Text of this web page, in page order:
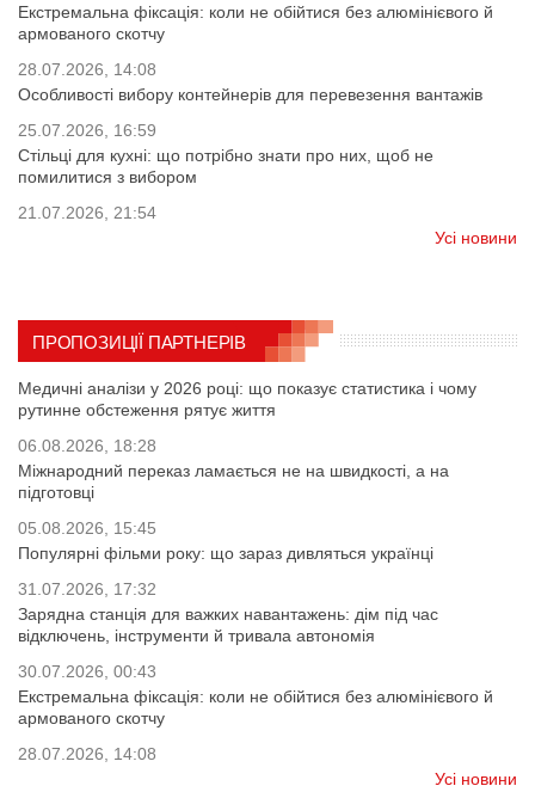
Екстремальна фіксація: коли не обійтися без алюмінієвого й
армованого скотчу
28.07.2026, 14:08
Особливості вибору контейнерів для перевезення вантажів
25.07.2026, 16:59
Стільці для кухні: що потрібно знати про них, щоб не
помилитися з вибором
21.07.2026, 21:54
Усі новини
ПРОПОЗИЦІЇ ПАРТНЕРІВ
Медичні аналізи у 2026 році: що показує статистика і чому
рутинне обстеження рятує життя
06.08.2026, 18:28
Міжнародний переказ ламається не на швидкості, а на
підготовці
05.08.2026, 15:45
Популярні фільми року: що зараз дивляться українці
31.07.2026, 17:32
Зарядна станція для важких навантажень: дім під час
відключень, інструменти й тривала автономія
30.07.2026, 00:43
Екстремальна фіксація: коли не обійтися без алюмінієвого й
армованого скотчу
28.07.2026, 14:08
Усі новини